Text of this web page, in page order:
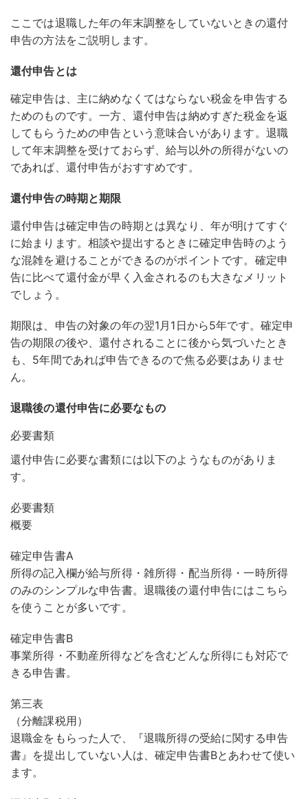
ここでは退職した年の年末調整をしていないときの還付
申告の方法をご説明します。
還付申告とは
確定申告は、主に納めなくてはならない税金を申告する
ためのものです。一方、還付申告は納めすぎた税金を返
してもらうための申告という意味合いがあります。退職
して年末調整を受けておらず、給与以外の所得がないの
であれば、還付申告がおすすめです。
還付申告の時期と期限
還付申告は確定申告の時期とは異なり、年が明けてすぐ
に始まります。相談や提出するときに確定申告時のよう
な混雑を避けることができるのがポイントです。確定申
告に比べて還付金が早く入金されるのも大きなメリット
でしょう。
期限は、申告の対象の年の翌1月1日から5年です。確定申
告の期限の後や、還付されることに後から気づいたとき
も、5年間であれば申告できるので焦る必要はありませ
ん。
退職後の還付申告に必要なもの
必要書類
還付申告に必要な書類には以下のようなものがありま
す。
必要書類
概要
確定申告書A
所得の記入欄が給与所得・雑所得・配当所得・一時所得
のみのシンプルな申告書。退職後の還付申告にはこちら
を使うことが多いです。
確定申告書B
事業所得・不動産所得などを含むどんな所得にも対応で
きる申告書。
第三表
（分離課税用）
退職金をもらった人で、『退職所得の受給に関する申告
書』を提出していない人は、確定申告書Bとあわせて使い
ます。